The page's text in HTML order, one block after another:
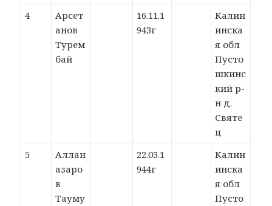
4
Арсет
анов
Турем
бай
16.11.1
943г
Калин
инска
я обл
Пусто
шкинс
кий р-
н д.
Святе
ц
5
Аллан
азаро
в
Тауму
22.03.1
944г
Калин
инска
я обл
Пусто